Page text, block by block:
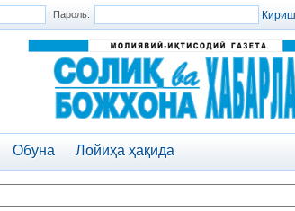
Пароль:
Обуна Лойиҳа ҳақида